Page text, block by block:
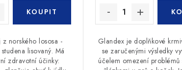
z norského lososa -
lisovaný. Má
zdravotní účinky:
Glandex je doplňkové
se zaručenými výsledky
účelem omezení problémů